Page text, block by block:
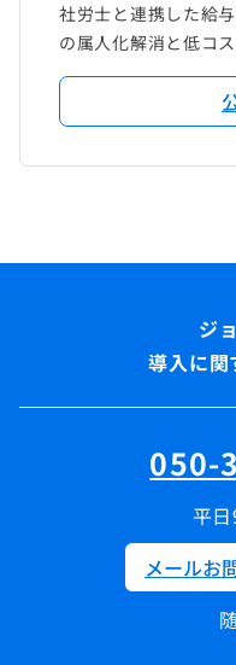
社労士と連携した給
の属人化解消と低コ
導入に関
050-
平
メールお